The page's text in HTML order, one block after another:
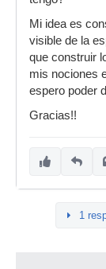
Mi idea es
visible de la
que construir
mis nociones
espero poder
Gracias!!
1